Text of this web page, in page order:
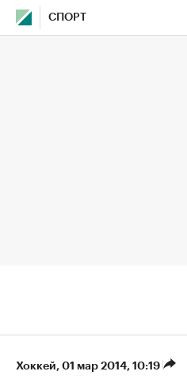
СПОРТ
Хоккей⁠, 01 мар 2014, 10:19